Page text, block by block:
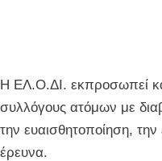
Η ΕΛ.Ο.ΔΙ. εκπροσωπεί
συλλόγους ατόμων με
την ευαισθητοποίηση,
έρευνα.